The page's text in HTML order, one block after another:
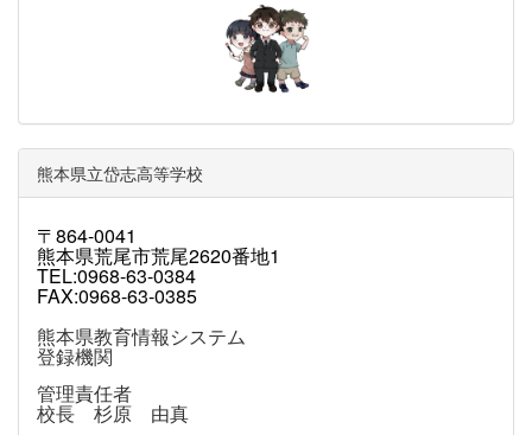
熊本県立岱志高等学校
〒864-0041
熊本県荒尾市荒尾2620番地1
TEL:0968-63-0384
FAX:0968-63-0385
熊本県教育情報システム
登録機関
管理責任者
校長 杉原 由真